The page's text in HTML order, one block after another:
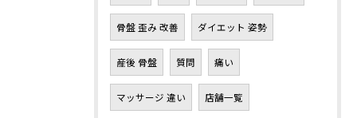
骨盤 歪み 改善 ダイエット 姿勢
産後 骨盤 質問 痛い
マッサージ 違い 店舗一覧